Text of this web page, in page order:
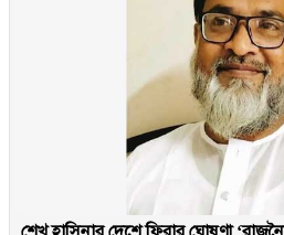
শেখ হাসিনার দেশে ফিরার ঘোষণা